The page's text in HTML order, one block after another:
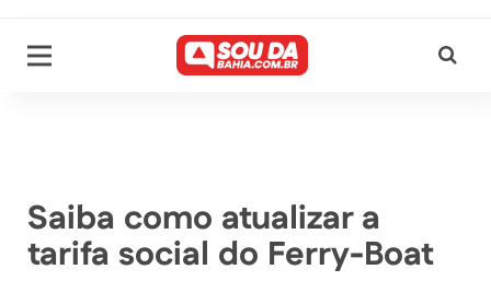
Saiba como atualizar a
tarifa social do Ferry-Boat